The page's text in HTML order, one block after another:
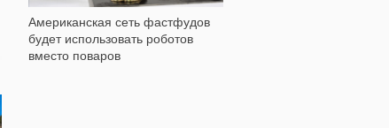
Американская сеть фастфудов
будет использовать роботов
вместо поваров